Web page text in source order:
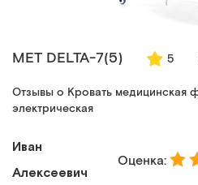
МЕТ DELTA-7(5) 5
Отзывы о Кровать медицинская
электрическая
Иван
Алексеевич
Оценка: